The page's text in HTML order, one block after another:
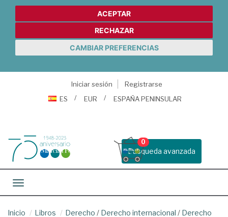
ACEPTAR
RECHAZAR
CAMBIAR PREFERENCIAS
Iniciar sesión
Registrarse
ES
EUR ESPAÑA PENINSULAR
Busqueda avanzada
0
Toggle navigation
Inicio Libros Derecho / Derecho internacional / Derecho